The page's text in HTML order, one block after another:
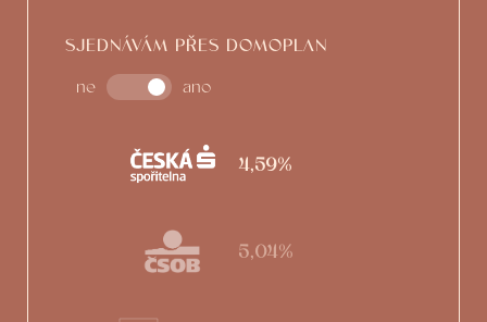
SJEDNÁVÁM PŘES DOMOPLAN
ne ano
4,59%
5,04%